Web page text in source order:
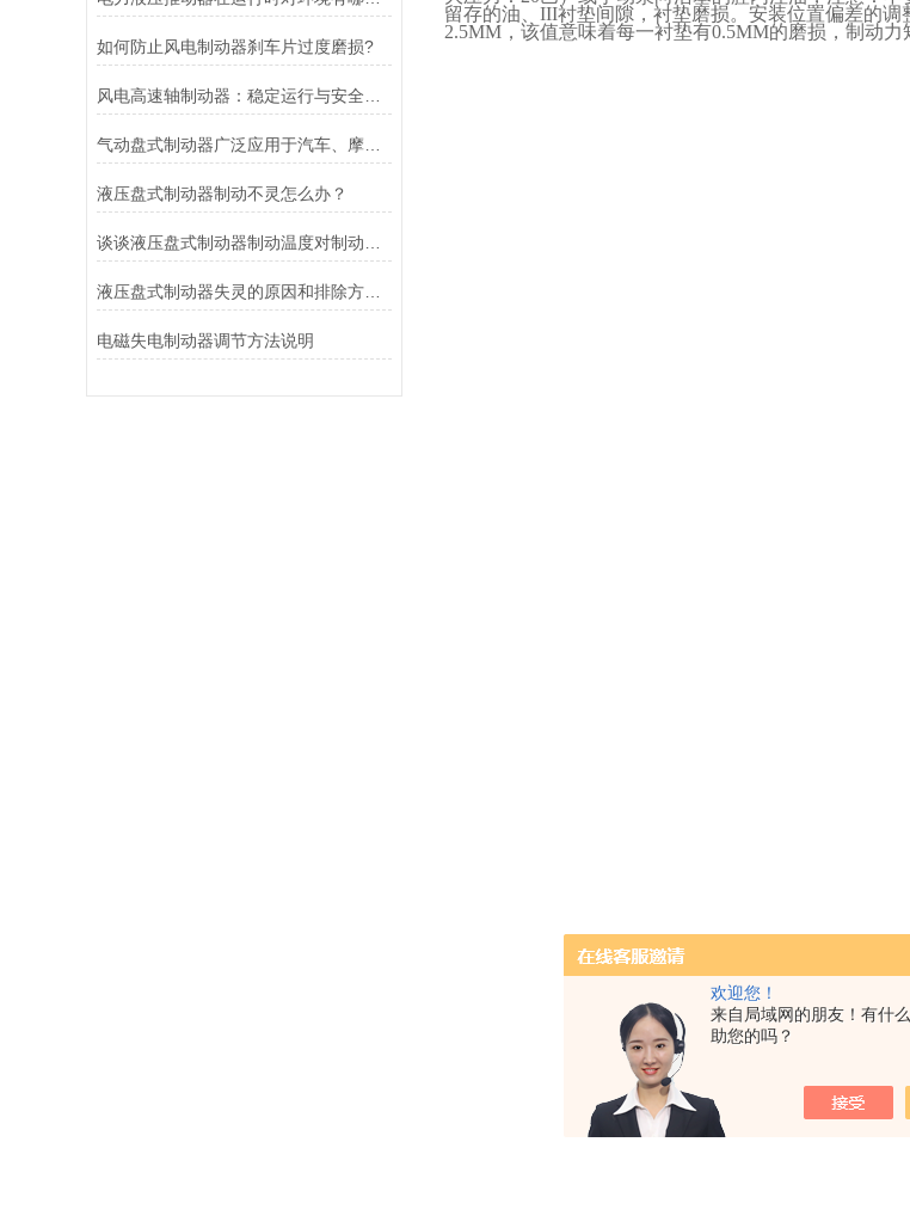
欢迎您！
来自局域网的朋友！有什
助您的吗？
如何防止风电制动器刹车片过度磨损?
气动盘式制动器广泛应用于汽车、摩托车和自行车等交通工具中
液压盘式制动器制动不灵怎么办？
液压盘式制动器失灵的原因和排除方法介绍
电磁失电制动器调节方法说明
留存的油、 III衬垫间隙，衬垫磨损。安装位置偏差的
2.5MM ，该值意味着每一衬垫有0.5MM的磨损，制动力